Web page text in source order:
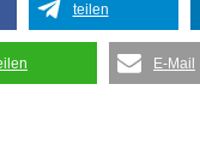
teilen
E-Mail